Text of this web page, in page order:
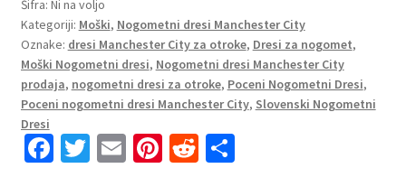
Domači
2025-
26
Kratek
Rokav
z
imenom
Šifra: Ni na voljo
Kategoriji: Moški, Nogometni dresi Manchester City
Oznake: dresi Manchester City za otroke, Dresi za nogomet,
Moški Nogometni dresi, Nogometni dresi Manchester City
prodaja, nogometni dresi za otroke, Poceni Nogometni Dresi,
Poceni nogometni dresi Manchester City, Slovenski Nogometni
Dresi
Fa T E Pi R S